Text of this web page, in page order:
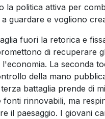
la politica attiva per
guardare e vogliono
fuori la retorica e
di recuperare
La seconda
della mano
battaglia prende di
rinnovabili, ma
il paesaggio. I giovani